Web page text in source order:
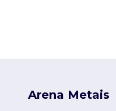
Arena Metais